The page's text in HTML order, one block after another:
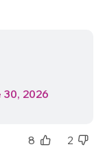
30, 2026
8 2